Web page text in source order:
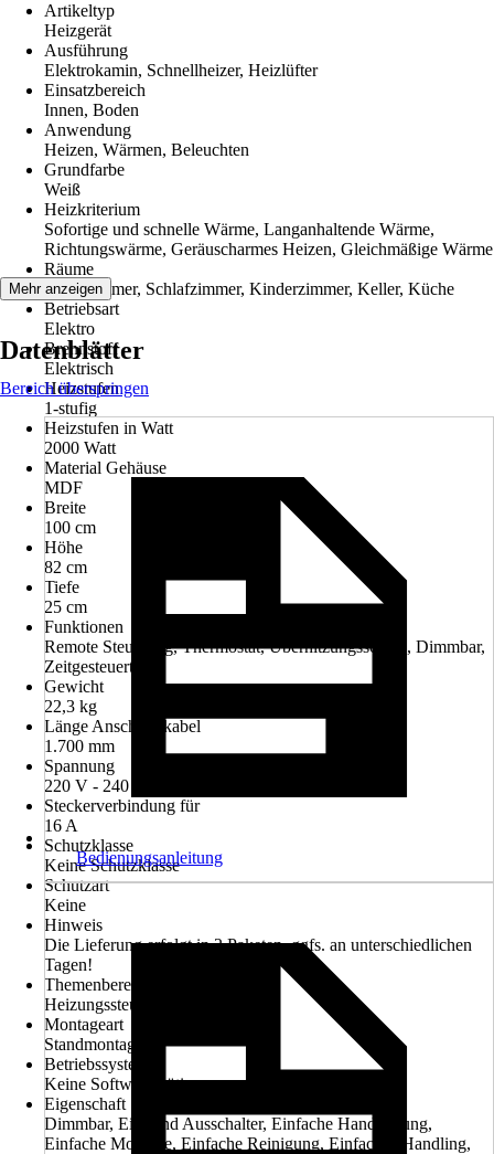
Artikeltyp
Heizgerät
Ausführung
Elektrokamin, Schnellheizer, Heizlüfter
Einsatzbereich
Innen, Boden
Anwendung
Heizen, Wärmen, Beleuchten
Grundfarbe
Weiß
Heizkriterium
Sofortige und schnelle Wärme, Langanhaltende Wärme,
Richtungswärme, Geräuscharmes Heizen, Gleichmäßige Wärme
Räume
Wohnzimmer, Schlafzimmer, Kinderzimmer, Keller, Küche
Betriebsart
Elektro
Brennstoff
Elektrisch
Heizstufen
1-stufig
Heizstufen in Watt
2000 Watt
Material Gehäuse
MDF
Breite
100 cm
Höhe
82 cm
Tiefe
25 cm
Funktionen
Remote Steuerung, Thermostat, Überhitzungsschutz, Dimmbar,
Zeitgesteuert
Gewicht
22,3 kg
Länge Anschlusskabel
1.700 mm
Spannung
220 V - 240 V
Steckerverbindung für
16 A
Schutzklasse
Keine Schutzklasse
Schutzart
Keine
Hinweis
Die Lieferung erfolgt in 2 Paketen, ggfs. an unterschiedlichen
Tagen!
Themenbereich
Heizungssteuerung & Raumklima
Montageart
Standmontage
Betriebssystem
Keine Software nötig
Eigenschaft
Dimmbar, Ein- und Ausschalter, Einfache Handhabung,
Einfache Montage, Einfache Reinigung, Einfaches Handling,
Mehr anzeigen
Datenblätter
Bereich überspringen
Bedienungsanleitung